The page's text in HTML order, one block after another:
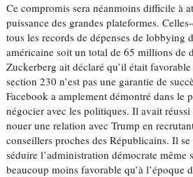
Ce compromis sera néanmoins difficile à
puissance des grandes plateformes.
tous les records de dépenses de lobbying
américaine soit un total de 65 millions de
Zuckerberg ait déclaré qu’il était
section 230 n’est pas une garantie de
Facebook a amplement démontré dans le
négocier avec les politiques. Il avait
nouer une relation avec Trump en
conseillers proches des Républicains. Il
séduire l’administration démocrate même
beaucoup moins favorable qu’à l’époque